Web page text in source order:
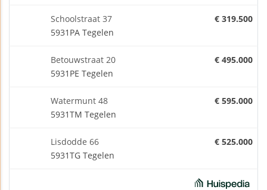
Schoolstraat 37
5931PA Tegelen
€ 319.500
Betouwstraat 20
5931PE Tegelen
€ 495.000
Watermunt 48
5931TM Tegelen
€ 595.000
Lisdodde 66
5931TG Tegelen
€ 525.000